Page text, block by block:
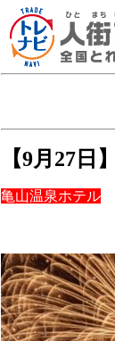
【9月27
亀山温泉ホテル